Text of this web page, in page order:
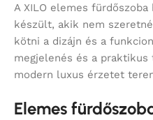
A XILO elemes
készült, akik nem
kötni a dizájn és a
megjelenés és a praktikus
modern luxus érzetet
Elemes